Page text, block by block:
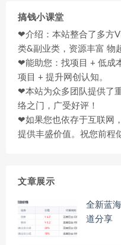
搞钱小课堂
❤介绍：本站整合了多方
类&副业类，资源丰富 物
❤能助您：找项目 + 低成
项目 + 提升网创认知。
❤本站为众多团队提供了
络之门，广受好评！
❤如果您也依存于互联网
提供丰盛价值。祝您前程
文章展示
全新蓝
道分享